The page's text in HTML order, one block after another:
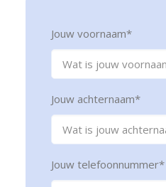
Jouw voornaam*
Jouw achternaam*
Jouw telefoonnummer*